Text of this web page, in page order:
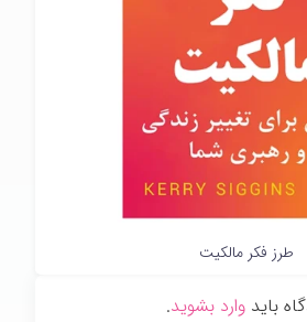
طرز فکر مالکیت
باید وارد بشوید.